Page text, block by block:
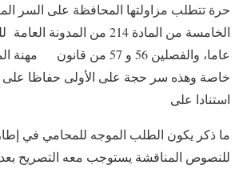
حرة تتطلب مزاولتها المحافظة على السر
الخامسة من المادة 214 من
عاما، والفصلين 56 و 57 من
خاصة وهذه سر حجة على الأولى حفاظا على
استنادا على
للنصوص المناقشة يستوجب معه التصريح